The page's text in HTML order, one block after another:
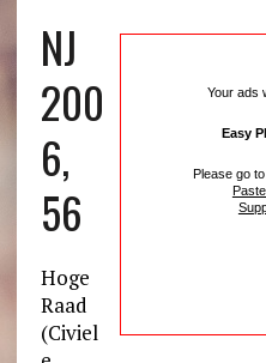
Your ads
Easy
Please go
NJ
200
6,
56
Hoge
Raad
(Civiel